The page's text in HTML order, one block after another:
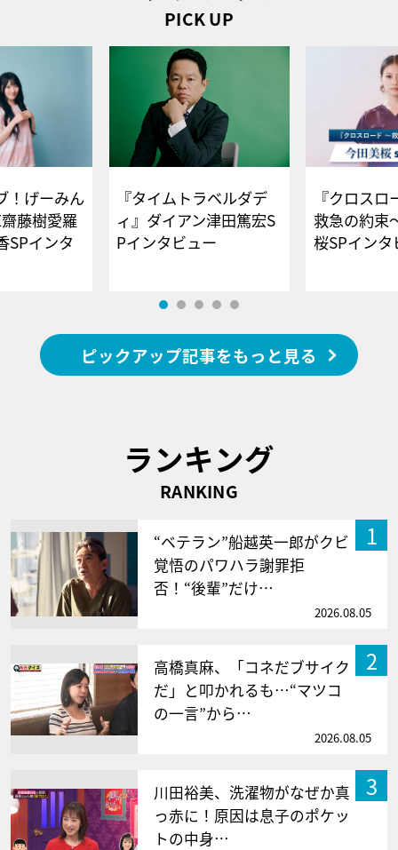
PICK UP
！げーみん
藤樹愛羅
SPインタ
『タイムトラベルダデ
ィ』ダイアン津田篤宏S
Pインタビュー
『クロス
救急の約束
桜SPイ
ピックアップ記事をもっと見る
ランキング
RANKING
1
“ベテラン”船越英一郎がクビ
覚悟のパワハラ謝罪拒
否！“後輩”だけ…
2026.08.05
2
高橋真麻、「コネだブサイク
だ」と叩かれるも…“マツコ
の一言”から…
2026.08.05
3
川田裕美、洗濯物がなぜか真
っ赤に！原因は息子のポケッ
トの中身…